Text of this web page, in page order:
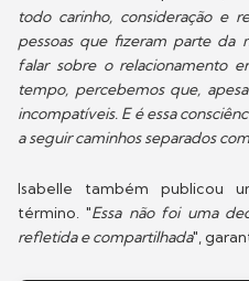
todo carinho, consideração e
pessoas que fizeram parte da
falar sobre o relacionamento
tempo, percebemos que,
incompatíveis. E é essa
a seguir caminhos separados
Isabelle também publicou
término. "Essa não foi uma
refletida e compartilhada",